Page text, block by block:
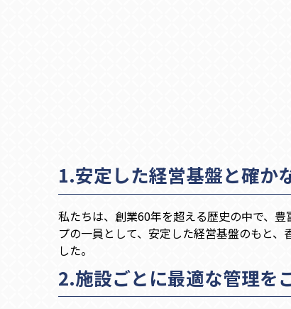
1.安定した経営基盤と確か
私たちは、創業60年を超える歴史の中で、
プの一員として、安定した経営基盤のもと
した。
2.施設ごとに最適な管理を